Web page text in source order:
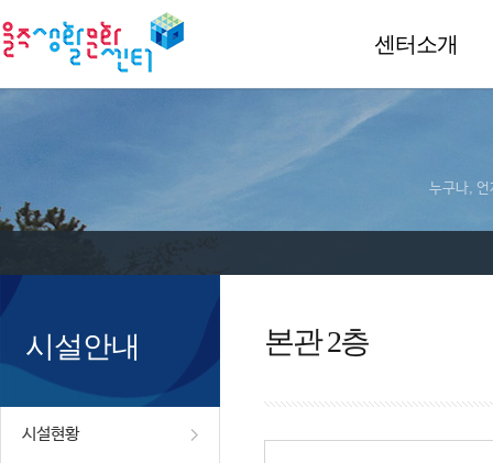
센터소개
누구나, 언
시설안내
시설현황
본관 2층